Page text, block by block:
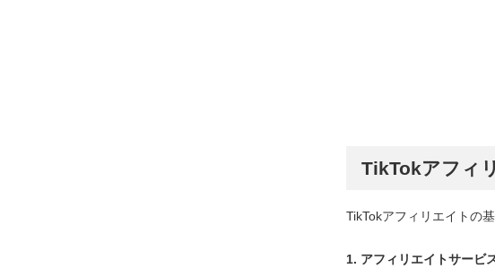
TikTokアフィ
TikTokアフィリエイトの
アフィリエイトサービ